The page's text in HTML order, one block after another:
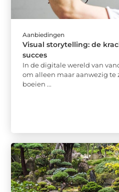
Aanbiedingen
Visual storytelling: de
succes
In de digitale wereld van
om alleen maar aanwezig te
boeien ...